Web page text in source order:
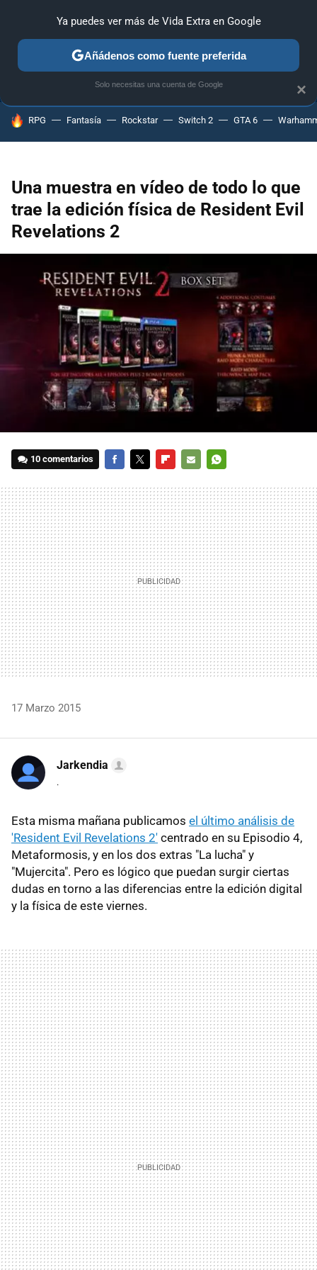
ANÁLISIS GUÍAS Y TRUCOS PC SONY NINTENDO
HOY SE HABLA DE
RPG Fantasía Rockstar Switch 2 GTA 6
Una muestra en vídeo de todo lo que
trae la edición física de Resident Evil
Revelations 2
10 comentarios
MAIL
17 Marzo 2015
Jarkendia
.
Esta misma mañana publicamos el último análisis de
'Resident Evil Revelations 2' centrado en su Episodio 4,
Metaformosis, y en los dos extras "La lucha" y
"Mujercita". Pero es lógico que puedan surgir ciertas
dudas en torno a las diferencias entre la edición digital
y la física de este viernes.
×
Ya puedes ver más de Vida Extra en Google
Añádenos como fuente preferida
Solo necesitas una cuenta de Google